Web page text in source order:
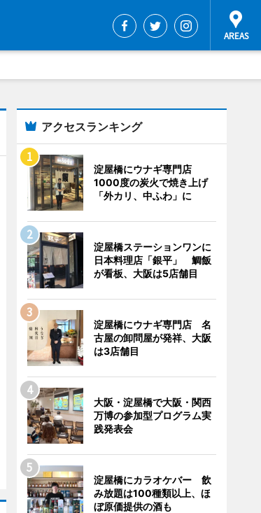
アクセスランキング
淀屋橋にウナギ専門店
1000度の炭火で焼き上げ
「外カリ、中ふわ」に
淀屋橋ステーションワンに
日本料理店「銀平」 鯛飯
が看板、大阪は5店舗目
淀屋橋にウナギ専門店 名
古屋の卸問屋が発祥、大阪
は3店舗目
大阪・淀屋橋で大阪・関西
万博の参加型プログラム実
践発表会
淀屋橋にカラオケバー 飲
み放題は100種類以上、ほ
ぼ原価提供の酒も